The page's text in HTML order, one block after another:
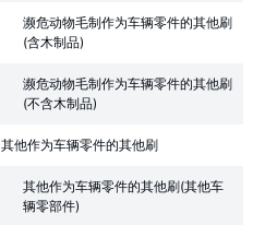
濒危动物毛制作为车辆零件的其他刷
(含木制品)
濒危动物毛制作为车辆零件的其他刷
(不含木制品)
其他作为车辆零件的其他刷
其他作为车辆零件的其他刷(其他车
辆零部件)